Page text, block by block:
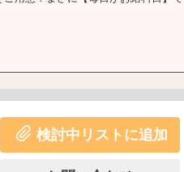
検討中リストに追加